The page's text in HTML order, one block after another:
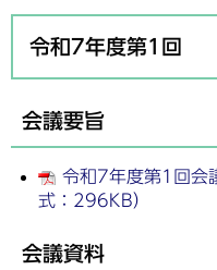
令和7年度第1回
会議要旨
令和7年度第1回会
式：296KB）
会議資料